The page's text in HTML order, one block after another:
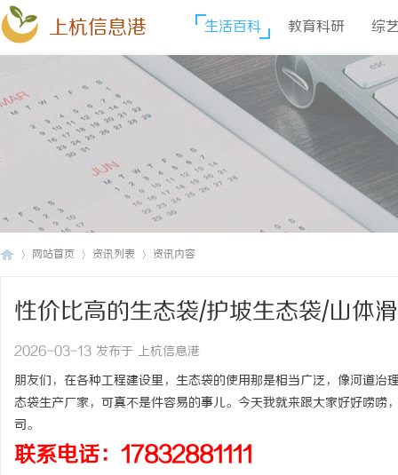
上杭信息港 生活百科 教育科研 综
网站首页 资讯列表 资讯内容
性价比高的生态袋/护坡生态袋/山体
厂家推荐
2026-03-13 发布于 上杭信息港
朋友们，在各种工程建设里，生态袋的使用那是相当广泛，像河道
态袋生产厂家，可真不是件容易的事儿。今天我就来跟大家好好唠
司。
联系电话：17832881111